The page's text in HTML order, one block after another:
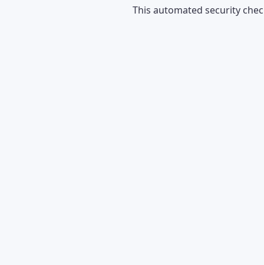
This automated security